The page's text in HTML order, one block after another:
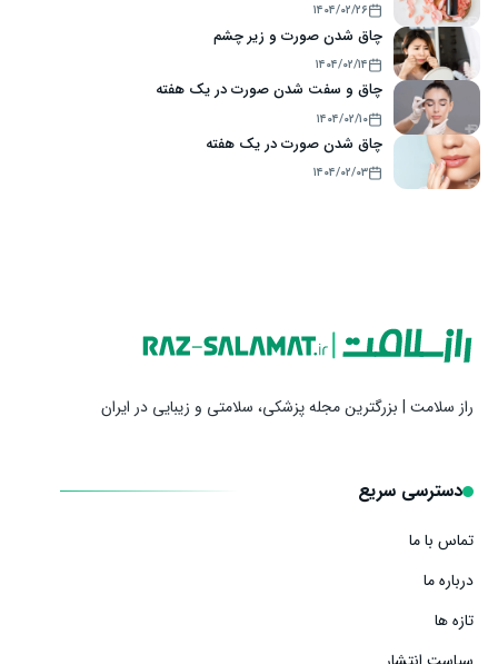
۱۴۰۴/۰۲/۲۶
چاق شدن صورت و زیر چشم
۱۴۰۴/۰۲/۱۴
چاق و سفت شدن صورت در یک هفته
۱۴۰۴/۰۲/۱۰
چاق شدن صورت در یک هفته
۱۴۰۴/۰۲/۰۳
راز سلامت | بزرگترین مجله پزشکی، سلامتی و زیبایی در ایران
دسترسی سریع
تماس با ما
درباره ما
تازه ها